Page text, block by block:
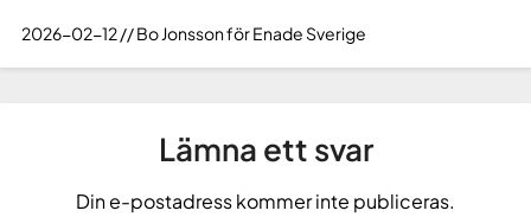
2026-02-12 // Bo Jonsson för Enade Sverige
Lämna ett svar
Din e-postadress kommer inte publiceras.